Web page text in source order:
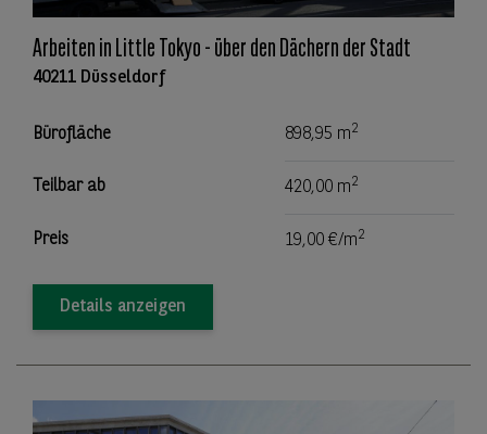
Arbeiten in Little Tokyo - über den Dächern der Stadt
40211 Düsseldorf
Bürofläche 898,95 m2
Teilbar ab 420,00 m2
Preis 19,00 €/m2
Details anzeigen